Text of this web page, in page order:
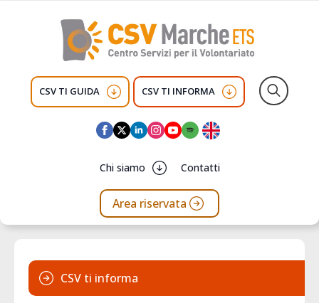
CSV TI GUIDA CSV TI INFORMA
Chi siamo Contatti
Area riservata
CSV ti informa